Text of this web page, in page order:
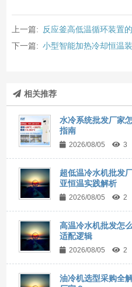
上一篇:
反应釜高低温循环装置
下一篇: 小型智能加热冷却恒温
相关推荐
水冷系统批发厂家
指南
2026/08/05 3
超低温冷水机批发
亚恒温实践解析
2026/08/05 2
高温冷水机批发怎
适配逻辑
2026/08/05 2
油冷机选型采购全